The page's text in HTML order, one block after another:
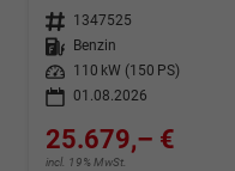
Fahrzeugnr. 1347525
Kraftstoff
Benzin
Leistung
110 kW (150 PS)
01.08.2026
25.679,– €
incl. 19% MwSt.